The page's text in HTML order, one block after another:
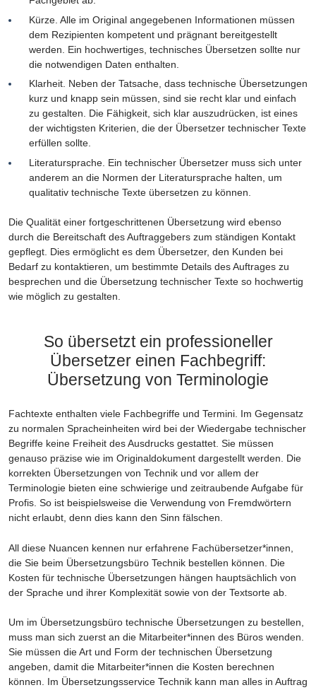
Kürze. Alle im Original angegebenen Informationen müssen
dem Rezipienten kompetent und prägnant bereitgestellt
werden. Ein hochwertiges, technisches Übersetzen sollte nur
die notwendigen Daten enthalten.
Klarheit. Neben der Tatsache, dass technische Übersetzungen
kurz und knapp sein müssen, sind sie recht klar und einfach
zu gestalten. Die Fähigkeit, sich klar auszudrücken, ist eines
der wichtigsten Kriterien, die der Übersetzer technischer Texte
erfüllen sollte.
Literatursprache. Ein technischer Übersetzer muss sich unter
anderem an die Normen der Literatursprache halten, um
qualitativ technische Texte übersetzen zu können.
Die Qualität einer fortgeschrittenen Übersetzung wird ebenso
durch die Bereitschaft des Auftraggebers zum ständigen Kontakt
gepflegt. Dies ermöglicht es dem Übersetzer, den Kunden bei
Bedarf zu kontaktieren, um bestimmte Details des Auftrages zu
besprechen und die Übersetzung technischer Texte so hochwertig
wie möglich zu gestalten.
So übersetzt ein professioneller
Übersetzer einen Fachbegriff:
Übersetzung von Terminologie
Fachtexte enthalten viele Fachbegriffe und Termini. Im Gegensatz
zu normalen Spracheinheiten wird bei der Wiedergabe technischer
Begriffe keine Freiheit des Ausdrucks gestattet. Sie müssen
genauso präzise wie im Originaldokument dargestellt werden. Die
korrekten Übersetzungen von Technik und vor allem der
Terminologie bieten eine schwierige und zeitraubende Aufgabe für
Profis. So ist beispielsweise die Verwendung von Fremdwörtern
nicht erlaubt, denn dies kann den Sinn fälschen.
All diese Nuancen kennen nur erfahrene Fachübersetzer*innen,
die Sie beim Übersetzungsbüro Technik bestellen können. Die
Kosten für technische Übersetzungen hängen hauptsächlich von
der Sprache und ihrer Komplexität sowie von der Textsorte ab.
Um im Übersetzungsbüro technische Übersetzungen zu bestellen,
muss man sich zuerst an die Mitarbeiter*innen des Büros wenden.
Sie müssen die Art und Form der technischen Übersetzung
angeben, damit die Mitarbeiter*innen die Kosten berechnen
können. Im Übersetzungsservice Technik kann man alles in Auftrag